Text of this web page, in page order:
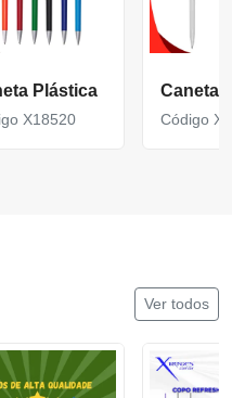
Plástica
X18520
Caneta
Código
Ver todos